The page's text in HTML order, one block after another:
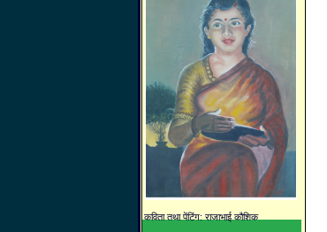
कविता तथा पेंटिंग: राजाभाई कौशिक